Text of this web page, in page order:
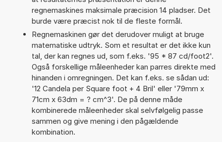
regnemaskines maksimale præcision 14 pladser. Det
burde være præcist nok til de fleste formål.
Regnemaskinen gør det derudover muligt at bruge
matematiske udtryk. Som et resultat er det ikke kun
tal, der kan regnes ud, som f.eks. '95 * 87 cd/foot2'.
Også forskellige måleenheder kan parres direkte med
hinanden i omregningen. Det kan f.eks. se sådan ud:
'12 Candela per Square foot + 4 Bril' eller '79mm x
71cm x 63dm = ? cm^3'. De på denne måde
kombinerede måleenheder skal selvfølgelig passe
sammen og give mening i den pågældende
kombination.